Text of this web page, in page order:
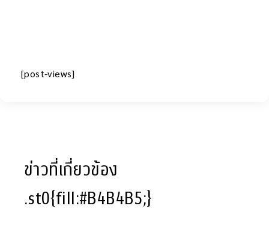
[post-views]
ข่าวที่เกี่ยวข้อง
.st0{fill:#B4B4B5;}